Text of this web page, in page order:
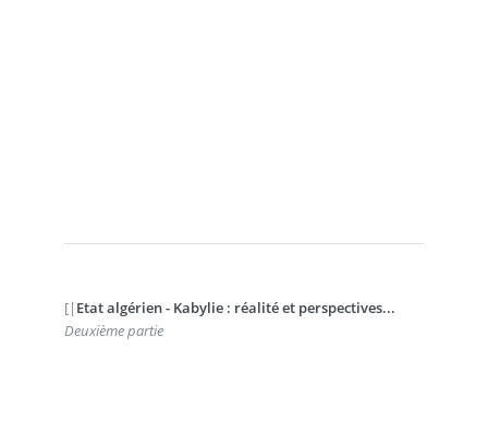
[| Etat algérien - Kabylie : réalité et perspectives...
Deuxième partie